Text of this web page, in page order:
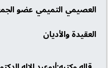
العصيمي التميمي عضو
العقيدة والأديان